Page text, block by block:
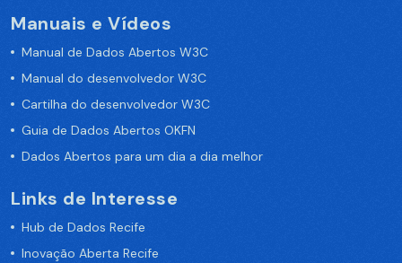
Manuais e Vídeos
Manual de Dados Abertos W3C
Manual do desenvolvedor W3C
Cartilha do desenvolvedor W3C
Guia de Dados Abertos OKFN
Dados Abertos para um dia a dia melhor
Links de Interesse
Hub de Dados Recife
Inovação Aberta Recife